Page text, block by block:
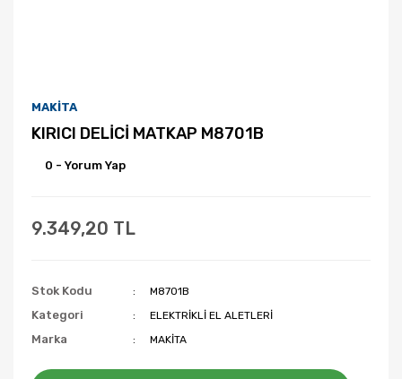
MAKİTA
KIRICI DELİCİ MATKAP M8701B
0 - Yorum Yap
9.349,20 TL
Stok Kodu M8701B
Kategori ELEKTRİKLİ EL ALETLERİ
Marka MAKİTA